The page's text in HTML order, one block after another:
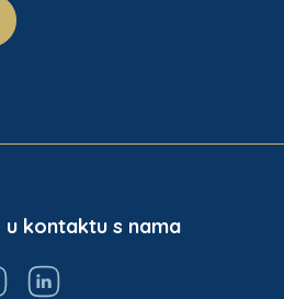
u kontaktu s nama